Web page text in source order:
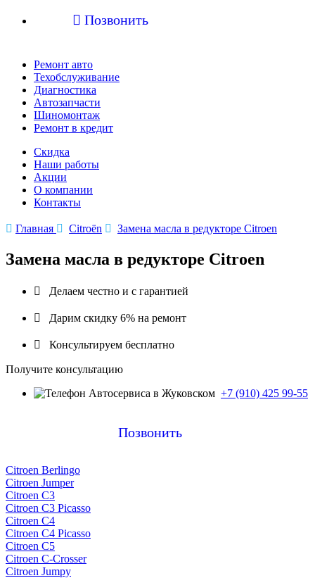
 Позвонить
Ремонт авто
Техобслуживание
Диагностика
Автозапчасти
Шиномонтаж
Ремонт в кредит
Скидка
Наши работы
Акции
О компании
Контакты
 Главная  Citroën  Замена масла в редукторе Citroen
Замена масла в редукторе Citroen
 Делаем честно и с гарантией
 Дарим скидку 6% на ремонт
 Консультируем бесплатно
Получите консультацию
+7 (910) 425 99-55
Позвонить
Citroen Berlingo
Citroen Jumper
Citroen C3
Citroen C3 Picasso
Citroen C4
Citroen C4 Picasso
Citroen C5
Citroen C-Crosser
Citroen Jumpy